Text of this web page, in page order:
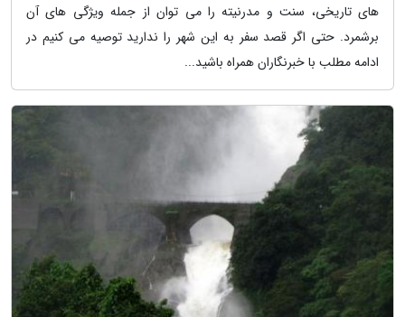
های تاریخی، سنت و مدرنیته را می توان از جمله ویژگی های آن
برشمرد. حتی اگر قصد سفر به این شهر را ندارید توصیه می کنیم در
ادامه مطلب با خبرنگاران همراه باشید...